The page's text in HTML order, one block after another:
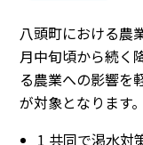
八頭町における農
月中旬頃から続く
る農業への影響を
が対象となります。
1 共同で渇水対